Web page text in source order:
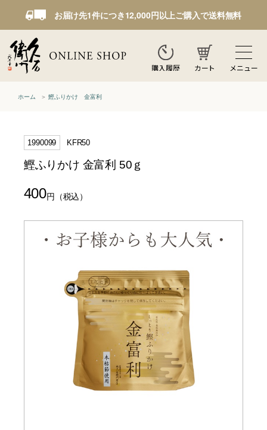
お届け先1件につき12,000円以上ご購入で送料無料
購入履歴 カート メニュー
ホーム 鰹ふりかけ 金富利
1990099 KFR50
鰹ふりかけ 金富利 50ｇ
400円 （税込）